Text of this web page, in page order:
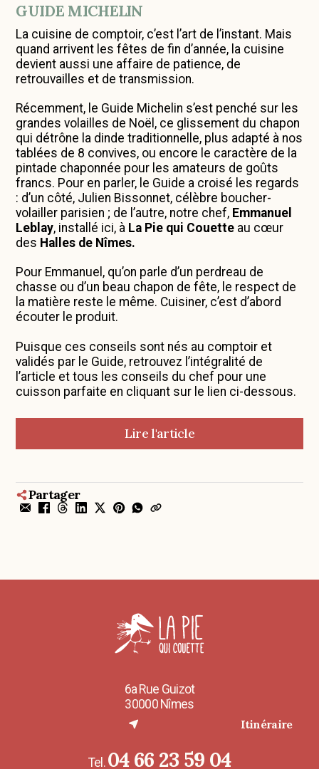
GUIDE MICHELIN
La cuisine de comptoir, c’est l’art de l’instant. Mais
quand arrivent les fêtes de fin d’année, la cuisine
devient aussi une affaire de patience, de
retrouvailles et de transmission.
Récemment, le Guide Michelin s’est penché sur les
grandes volailles de Noël, ce glissement du chapon
qui détrône la dinde traditionnelle, plus adapté à nos
tablées de 8 convives, ou encore le caractère de la
pintade chaponnée pour les amateurs de goûts
francs. Pour en parler, le Guide a croisé les regards
: d’un côté, Julien Bissonnet, célèbre boucher-
volailler parisien ; de l’autre, notre chef, Emmanuel
Leblay, installé ici, à La Pie qui Couette au cœur
des Halles de Nîmes.
Pour Emmanuel, qu’on parle d’un perdreau de
chasse ou d’un beau chapon de fête, le respect de
la matière reste le même. Cuisiner, c’est d’abord
écouter le produit.
Puisque ces conseils sont nés au comptoir et
validés par le Guide, retrouvez l’intégralité de
l’article et tous les conseils du chef pour une
cuisson parfaite en cliquant sur le lien ci-dessous.
Lire l'article(nouvel onglet)
Partager
6a Rue Guizot
30000 Nîmes
Itinéraire
Tel. 04 66 23 59 04